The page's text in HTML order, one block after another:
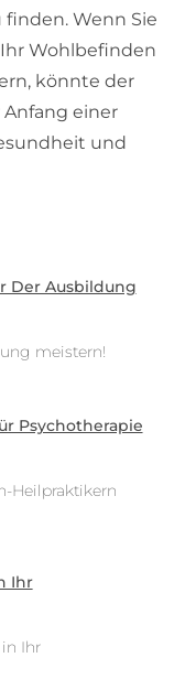
Wenn Sie
Wohlbefinden
könnte der
einer
und
Der Ausbildung
meistern!
Psychotherapie
Heilpraktikern
Ihr
in Ihr